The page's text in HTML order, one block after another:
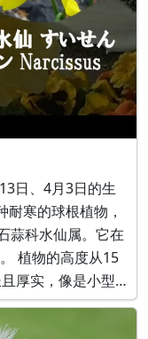
寒的球根植物，
蒜科水仙属。它在
厚实，像是小型的
向下盛开。花色有
根进行。 整个